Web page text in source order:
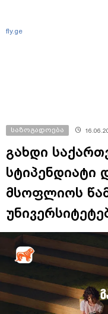
fly.ge
საზოგადოება
გახდი
სტიპენდიატი
მსოფლიოს